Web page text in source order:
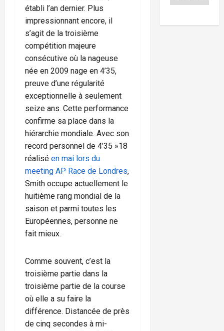
établi l’an dernier. Plus
impressionnant encore, il
s’agit de la troisième
compétition majeure
consécutive où la nageuse
née en 2009 nage en 4’35,
preuve d’une régularité
exceptionnelle à seulement
seize ans. Cette performance
confirme sa place dans la
hiérarchie mondiale. Avec son
record personnel de 4’35 »18
réalisé en mai lors du
meeting AP Race de Londres,
Smith occupe actuellement le
huitième rang mondial de la
saison et parmi toutes les
Européennes, personne ne
fait mieux.
Comme souvent, c’est la
troisième partie dans la
troisième partie de la course
où elle a su faire la
différence. Distancée de près
de cinq secondes à mi-